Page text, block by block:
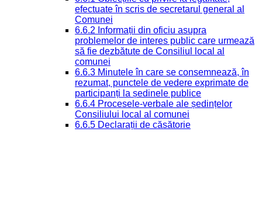
efectuate în scris de secretarul general al
Comunei
6.6.2 Informații din oficiu asupra
problemelor de interes public care urmează
să fie dezbătute de Consiliul local al
comunei
6.6.3 Minutele în care se consemnează, în
rezumat, punctele de vedere exprimate de
participanți la ședinele publice
6.6.4 Procesele-verbale ale ședințelor
Consiliului local al comunei
6.6.5 Declarații de căsătorie